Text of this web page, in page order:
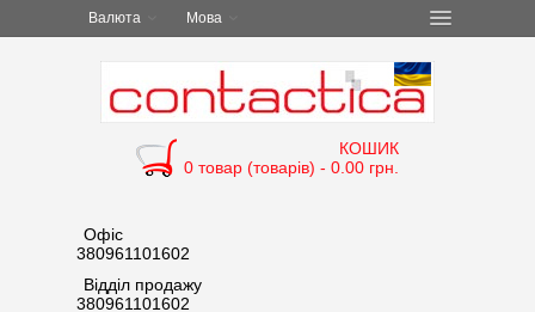
Валюта Мова
КОШИК
0 товар (товарів) - 0.00 грн.
Офіс
380961101602
Відділ продажу
380961101602